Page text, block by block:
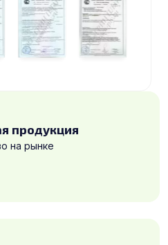
продукция
на рынке